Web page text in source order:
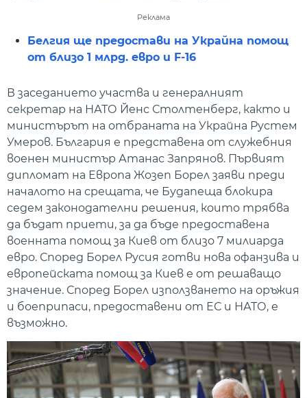
Реклама
Белгия ще предостави на Украйна помощ
от близо 1 млрд. евро и F-16
В заседанието участва и генералният
секретар на НАТО Йенс Столтенберг, както и
министърът на отбраната на Украйна Рустем
Умеров. България е представена от служебния
военен министър Атанас Запрянов. Първият
дипломат на Европа Жозеп Борел заяви преди
началото на срещата, че Будапеща блокира
седем законодателни решения, които трябва
да бъдат приети, за да бъде предоставена
военната помощ за Киев от близо 7 милиарда
евро. Според Борел Русия готви нова офанзива и
европейската помощ за Киев е от решаващо
значение. Според Борел използването на оръжия
и боеприпаси, предоставени от ЕС и НАТО, е
възможно.